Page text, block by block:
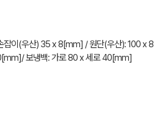
잡이(우산) 35 x 8[mm] / 원단(우산): 100 x 8
보냉백: 가로 80 x 세로 40[mm]